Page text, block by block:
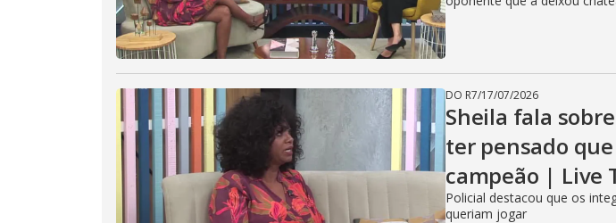
DO R7/17/07/2026
Sheila fala
ter pensado
campeão | Live
Policial destacou que os
queriam jogar